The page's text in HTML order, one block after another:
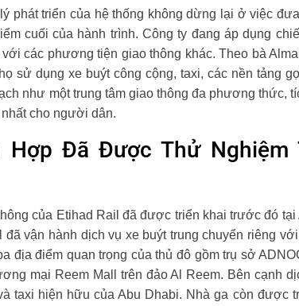
phát triển của hệ thống không dừng lại ở việc
cuối của hành trình. Công ty đang áp dụng
các phương tiện giao thông khác. Theo bà
sử dụng xe buýt công cộng, taxi, các nền tảng
như một trung tâm giao thông đa phương thức,
cho người dân.
Hợp Đã Được Thử Nghiệm
của Etihad Rail đã được triển khai trước đó
vận hành dịch vụ xe buýt trung chuyển riêng
địa điểm quan trọng của thủ đô gồm trụ sở
mại Reem Mall trên đảo Al Reem. Bên cạnh
taxi hiện hữu của Abu Dhabi. Nhà ga còn được